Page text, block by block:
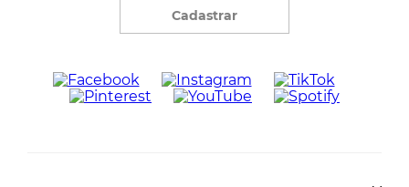
Cadastrar